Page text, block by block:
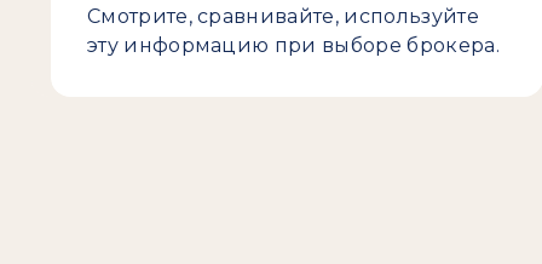
Смотрите, сравнивайте, используйте
эту информацию при выборе брокера.